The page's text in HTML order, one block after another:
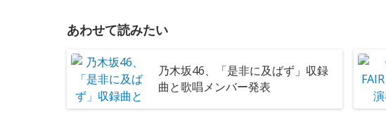
あわせて読みたい
乃木坂46、「是非に及ばず」収録
曲と歌唱メンバー発表